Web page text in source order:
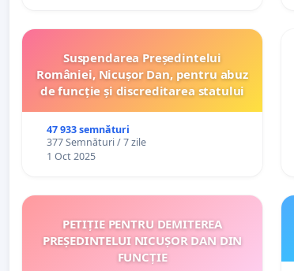
Suspendarea Președintelui
României, Nicușor Dan, pentru abuz
de funcție și discreditarea statului
47 933 semnături
377 Semnături / 7 zile
1 Oct 2025
PETIȚIE PENTRU DEMITEREA
PREȘEDINTELUI NICUȘOR DAN DIN
FUNCȚIE